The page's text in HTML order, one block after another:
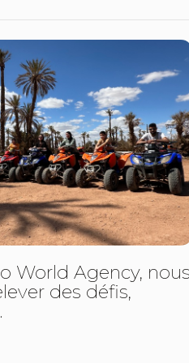
World Agency,
des défis,